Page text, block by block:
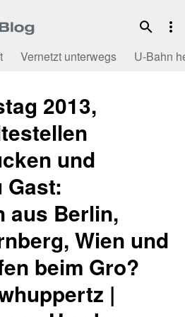
Vernetzt unterwegs U-Bahn
2013,
und
Gast:
aus Berlin,
Wien und
beim Gro?
|